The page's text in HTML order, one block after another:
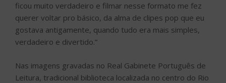
ficou muito verdadeiro e filmar nesse formato me fez
querer voltar pro básico, da alma de clipes pop que eu
gostava antigamente, quando tudo era mais simples,
verdadeiro e divertido.”
Nas imagens gravadas no Real Gabinete Português de
Leitura, tradicional biblioteca localizada no centro do Rio